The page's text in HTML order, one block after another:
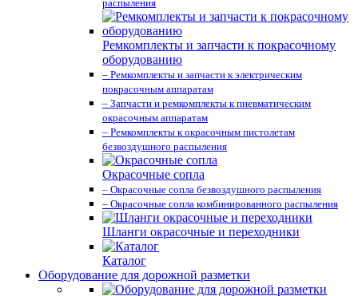
распыления
Ремкомплекты и запчасти к покрасочному
оборудованию
– Ремкомплекты и запчасти к электрическим
покрасочным аппаратам
– Запчасти и ремкомплекты к пневматическим
окрасочным аппаратам
– Ремкомплекты к окрасочным пистолетам
безвоздушного распыления
Окрасочные сопла
– Окрасочные сопла безвоздушного распыления
– Окрасочные сопла комбинированного распыления
Шланги окрасочные и переходники
Каталог
Оборудование для дорожной разметки